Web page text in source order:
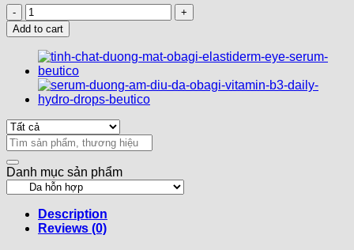
Tinh
Chất
Mờ
Nếp
Nhăn
OBAGI
Elastiderm
Advanced
Filler
Concentrate
20ML
quantity
Add to cart
Search
for:
Danh mục sản phẩm
Description
Reviews (0)